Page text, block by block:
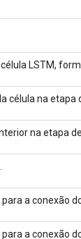
LSTM,
célula na etapa
na etapa
a conexão
a conexão